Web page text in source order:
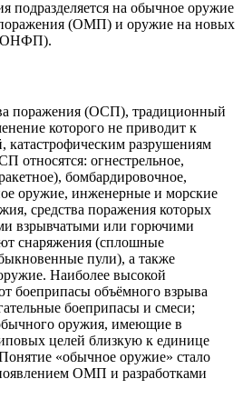
подразделяется на обычное оружие
(ОМП) и оружие на новых
(ОНФП).
поражения (ОСП), традиционный
которого не приводит к
катастрофическим разрушениям
огнестрельное,
бомбардировочное,
оружие, инженерные и морские
средства поражения которых
взрывчатыми или горючими
снаряжения (сплошные
пули), а также
Наиболее высокой
боеприпасы объёмного взрыва
боеприпасы и смеси;
оружия, имеющие в
целей близкую к единице
«обычное оружие» стало
ОМП и разработками